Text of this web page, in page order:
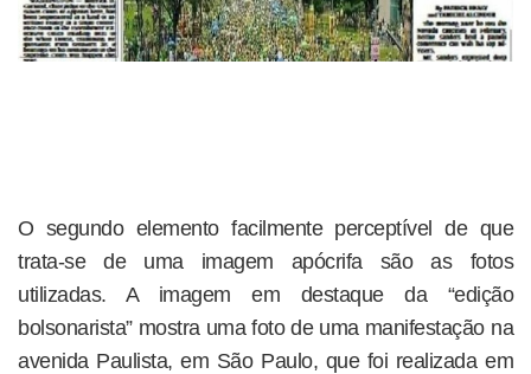
O segundo elemento facilmente perceptível de que
trata-se de uma imagem apócrifa são as fotos
utilizadas. A imagem em destaque da “edição
bolsonarista” mostra uma foto de uma manifestação na
avenida Paulista, em São Paulo, que foi realizada em